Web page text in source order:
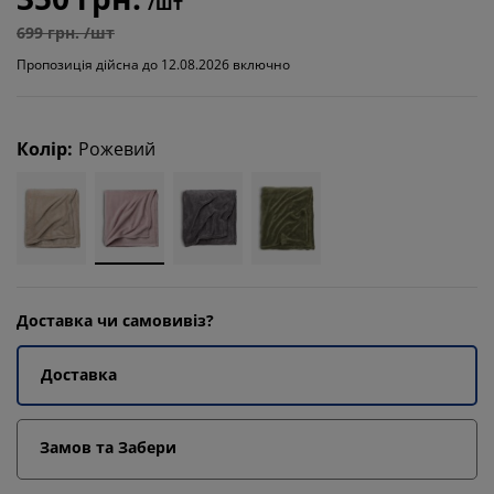
699 грн. /шт
Пропозиція дійсна до 12.08.2026 включно
Колір: Рожевий
Доставка чи самовивіз?
Доставка
Замов та Забери